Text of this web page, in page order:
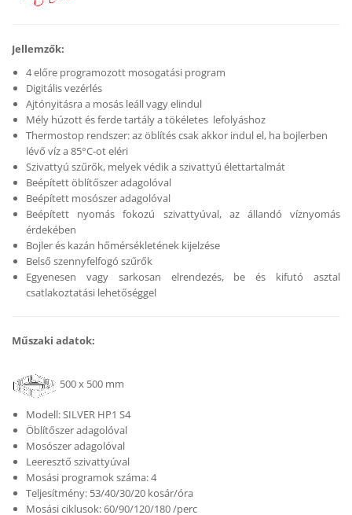
Jellemzők:
4 előre programozott mosogatási program
Digitális vezérlés
Ajtónyitásra a mosás leáll vagy elindul
Mély húzott és ferde tartály a tökéletes lefolyáshoz
Thermostop rendszer: az öblítés csak akkor indul el, ha bojlerben
lévő víz a 85°C-ot eléri
Szivattyú szűrők, melyek védik a szivattyú élettartalmát
Beépített öblítőszer adagolóval
Beépített mosószer adagolóval
Beépített nyomás fokozú szivattyúval, az állandó víznyomás
érdekében
Bojler és kazán hőmérsékletének kijelzése
Belső szennyfelfogó szűrők
Egyenesen vagy sarkosan elrendezés, be és kifutó asztal
csatlakoztatási lehetőséggel
Műszaki adatok:
500 x 500 mm
Modell: SILVER HP1 S4
Öblítőszer adagolóval
Mosószer adagolóval
Leeresztő szivattyúval
Mosási programok száma: 4
Teljesítmény: 53/40/30/20 kosár/óra
Mosási ciklusok: 60/90/120/180 /perc